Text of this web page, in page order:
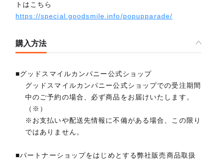
トはこちら
https://special.goodsmile.info/popupparade/
購入方法
■グッドスマイルカンパニー公式ショップ
グッドスマイルカンパニー公式ショップでの受注期間
中のご予約の場合、必ず商品をお届けいたします。
（※）
※お支払いや配送先情報に不備がある場合、この限り
ではありません。
■パートナーショップをはじめとする弊社販売商品取扱